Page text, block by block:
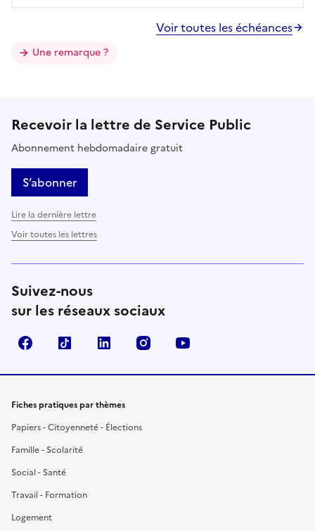
Voir toutes les échéances
Une remarque ?
Recevoir la lettre de Service Public
Abonnement hebdomadaire gratuit
S’abonner
Lire la dernière lettre
Voir toutes les lettres
Suivez-nous
sur les réseaux sociaux
FacebookTikTok LinkedIn Instagram
Fiches pratiques par thèmes
Papiers - Citoyenneté - Élections
Famille - Scolarité
Social - Santé
Travail - Formation
Logement